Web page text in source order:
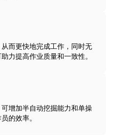
而更快地完成工作，同时无
力提高作业质量和一致性。
增加半自动挖掘能力和单操
的效率。